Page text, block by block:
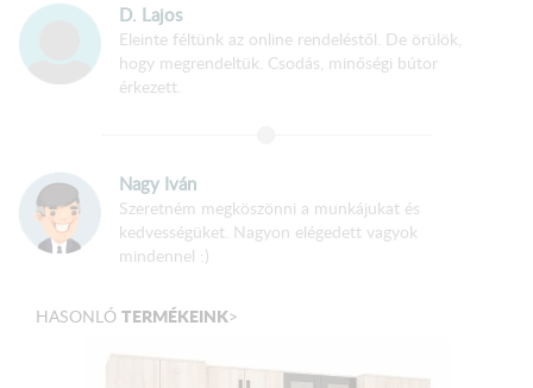
Szerkezeti összeépítés:
Hagyományos köldökcsapos és csavaros összeépítéssel
Polcok fém polctartókkal vannak szerelve
A fiók fém fiókcsúszóval szerelve
D. Lajos
Eleinte féltünk az online rendeléstől. De örülök,
hogy megrendeltük. Csodás, minőségi bútor
érkezett.
Nagy Iván
Szeretném megköszönni a munkájukat és
kedvességüket. Nagyon elégedett vagyok
mindennel :)
HASONLÓ TERMÉKEINK>